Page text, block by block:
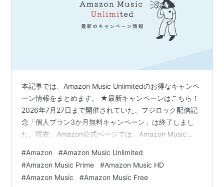
本記事では、Amazon Music Unlimitedのお得なキャンペ
ーン情報をまとめます。 ★最新キャンペーンはこちら！
2026年7月27日まで開催されていた、フジロック配信記
念「個人プラン3か月無料キャンペーン」は終了しまし
た。現在、Amazon公式ページでは、Amazon Music
ています。 1億曲以上が広告なしで聴き放題になり、
HD・Ultra HDなどの高音質にも対応。さらに、Amazon
Music Unlimitedでは、対象のオーディオブックを毎月1
#Amazon #Amazon Music Unlimited
#Amazon Music Prime #Amazon Music HD
#Amazon Music #Amazon Music Free